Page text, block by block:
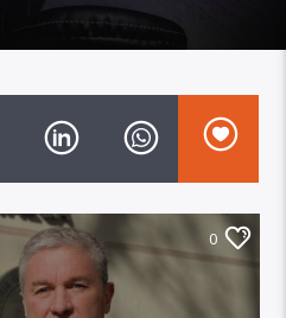
0